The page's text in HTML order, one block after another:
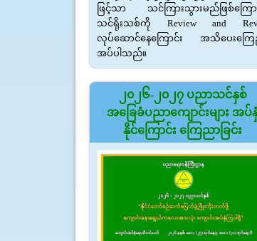
ဖြင့်သာ သင်ကြားသွားမည်ဖြစ်ကြော
သင်ရိုးသစ်ကို Review and
လုပ်ဆောင်နေကြောင်း အသိပေးကြေ
အပ်ပါသည်။
၂၀၂၆-၂၀၂၇ ပညာသင်နှစ်
အခြေခံပညာကျောင်းများ အပ်
နိုင်ကြောင်း ကြေညာခြင်း